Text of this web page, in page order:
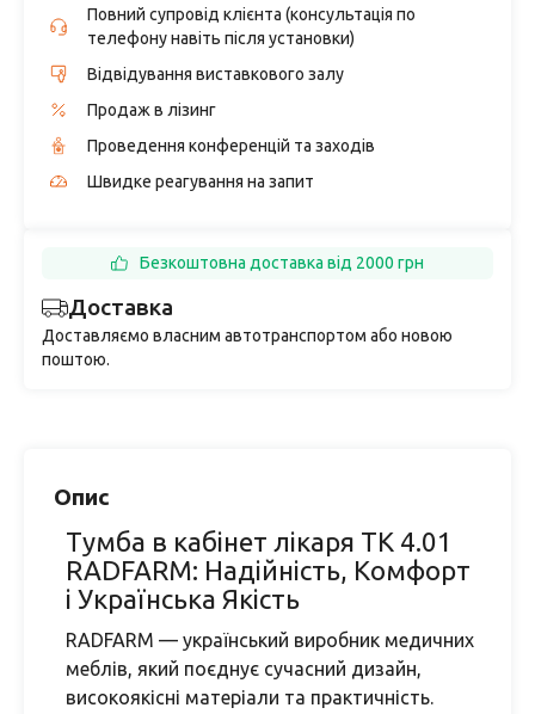
Повний супровід клієнта (консультація по
телефону навіть після установки)
Відвідування виставкового залу
Продаж в лізинг
Проведення конференцій та заходів
Швидке реагування на запит
Доставка
Доставляємо власним автотранспортом або новою
поштою.
Безкоштовна доставка від 2000 грн
Опис
Тумба в кабінет лікаря ТК 4.01
RADFARM: Надійність, Комфорт
і Українська Якість
RADFARM — український виробник медичних
меблів, який поєднує сучасний дизайн,
високоякісні матеріали та практичність.